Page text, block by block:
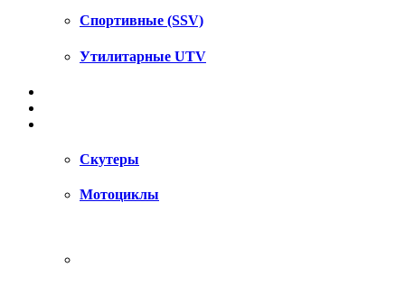
Спортивные (SSV)
Утилитарные UTV
Скутеры
Мотоциклы